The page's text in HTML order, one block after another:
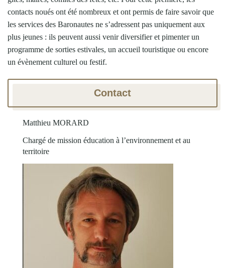
contacts noués ont été nombreux et ont permis de faire savoir que
les services des Baronautes ne s’adressent pas uniquement aux
plus jeunes : ils peuvent aussi venir diversifier et pimenter un
programme de sorties estivales, un accueil touristique ou encore
un évènement culturel ou festif.
Contact
Matthieu MORARD
Chargé de mission éducation à l’environnement et au
territoire